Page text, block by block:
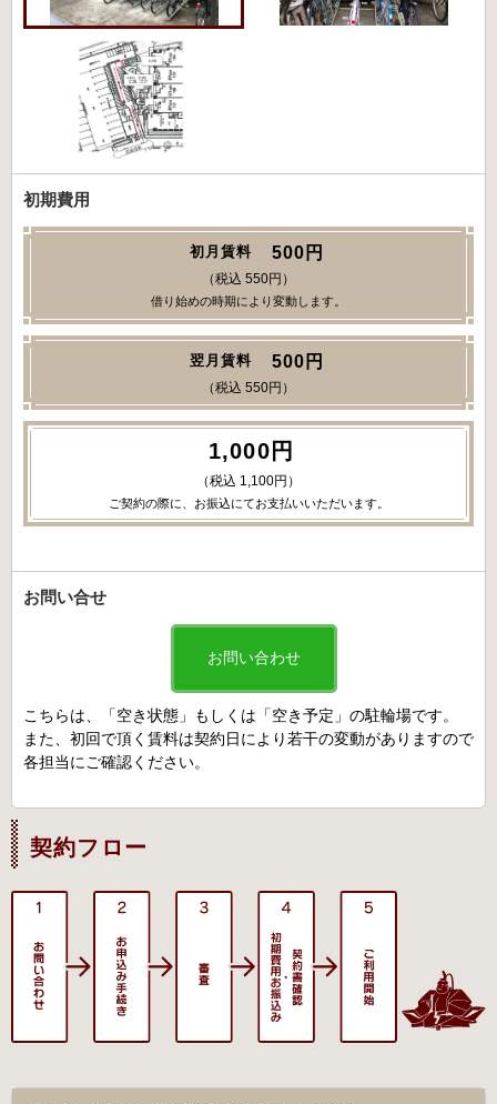
初期費用
初月賃料 500円
（税込 550円）
借り始めの時期により変動します。
翌月賃料 500円
（税込 550円）
1,000円
（税込 1,100円）
ご契約の際に、お振込にてお支払いいただいます。
お問い合せ
お問い合わせ
こちらは、「空き状態」もしくは「空き予定」の駐輪場です。
また、初回で頂く賃料は契約日により若干の変動がありますので
各担当にご確認ください。
契約フロー